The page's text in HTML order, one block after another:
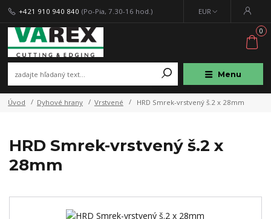
Menu
EUR
+421 910 940 840 (Po-Pia, 7.30-16 hod.)
0
Úvod Dyhové hrany Vrstvené HRD Smrek-vrstvený š.2 x 28mm
HRD Smrek-vrstvený š.2 x
28mm